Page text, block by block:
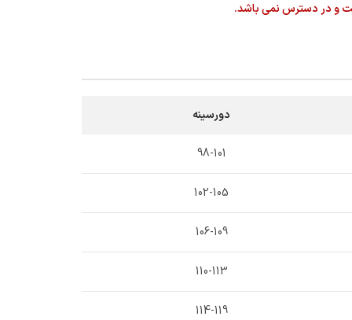
و در دسترس نمی باشد.
دورسینه
98-101
102-105
106-109
110-113
114-119